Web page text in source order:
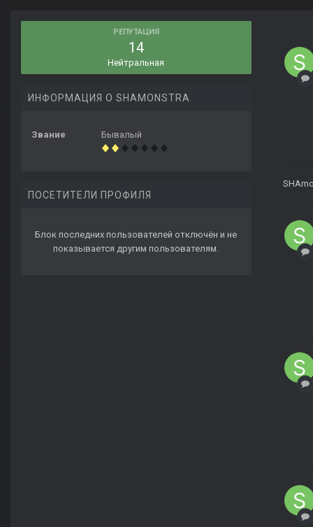
РЕПУТАЦИЯ
14
Нейтральная
ИНФОРМАЦИЯ О SHAMONSTRA
Звание Бывалый
ПОСЕТИТЕЛИ ПРОФИЛЯ
Блок последних пользователей отключён и не
показывается другим пользователям.